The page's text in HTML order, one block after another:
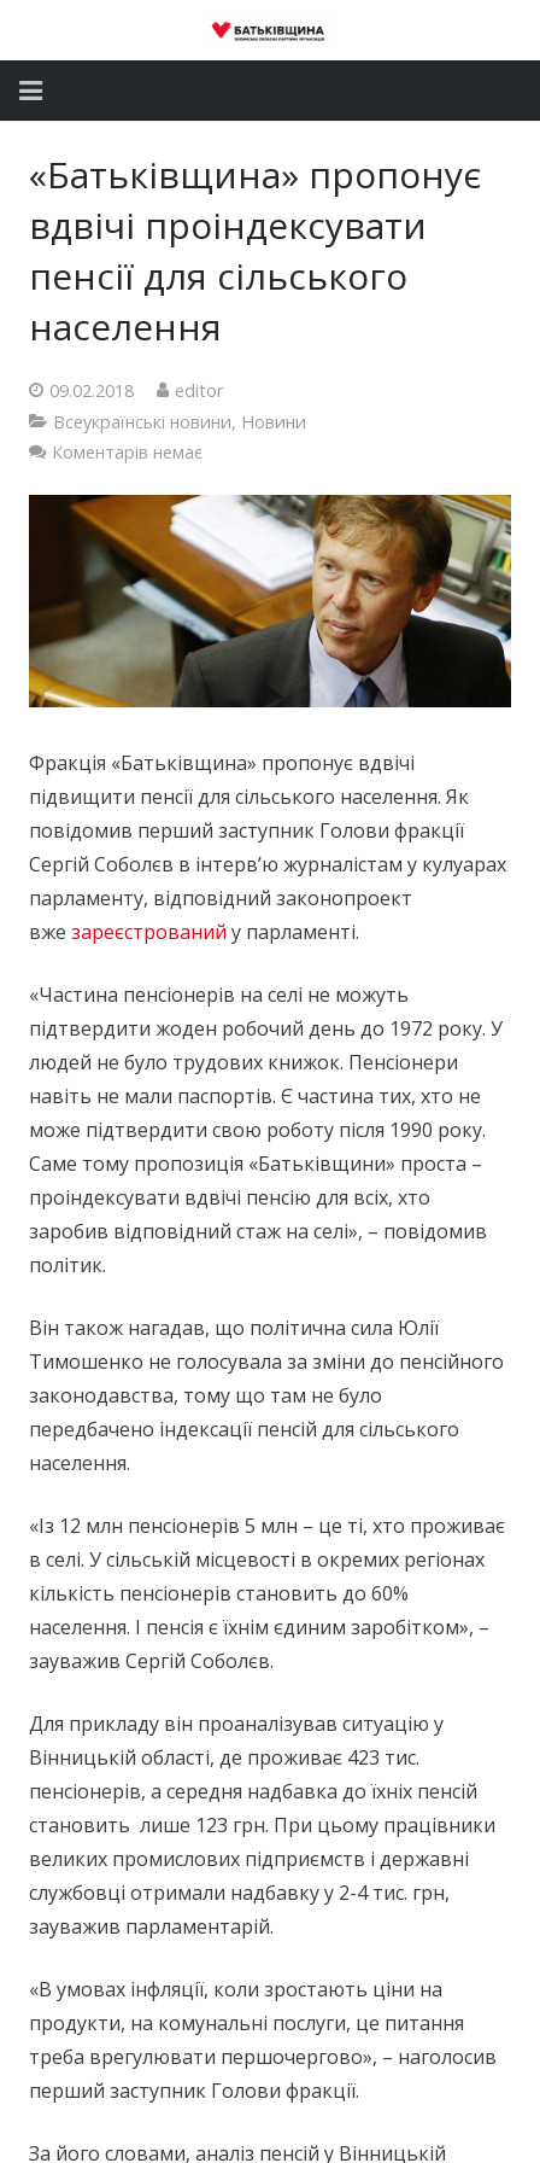
Депутатський корпус
Контакти
«Батьківщина» пропонує
вдвічі проіндексувати
пенсії для сільського
населення
09.02.2018
editor
Всеукраїнські новини, Новини
Коментарів немає
Фракція «Батьківщина» пропонує вдвічі
підвищити пенсії для сільського населення. Як
повідомив перший заступник Голови фракції
Сергій Соболєв в інтерв’ю журналістам у кулуарах
парламенту, відповідний законопроект
вже зареєстрований у парламенті.
«Частина пенсіонерів на селі не можуть
підтвердити жоден робочий день до 1972 року. У
людей не було трудових книжок. Пенсіонери
навіть не мали паспортів. Є частина тих, хто не
може підтвердити свою роботу після 1990 року.
Саме тому пропозиція «Батьківщини» проста –
проіндексувати вдвічі пенсію для всіх, хто
заробив відповідний стаж на селі», – повідомив
політик.
Він також нагадав, що політична сила Юлії
Тимошенко не голосувала за зміни до пенсійного
законодавства, тому що там не було
передбачено індексації пенсій для сільського
населення.
«Із 12 млн пенсіонерів 5 млн – це ті, хто проживає
в селі. У сільській місцевості в окремих регіонах
кількість пенсіонерів становить до 60%
населення. І пенсія є їхнім єдиним заробітком», –
зауважив Сергій Соболєв.
Для прикладу він проаналізував ситуацію у
Вінницькій області, де проживає 423 тис.
пенсіонерів, а середня надбавка до їхніх пенсій
становить лише 123 грн. При цьому працівники
великих промислових підприємств і державні
службовці отримали надбавку у 2-4 тис. грн,
зауважив парламентарій.
«В умовах інфляції, коли зростають ціни на
продукти, на комунальні послуги, це питання
треба врегулювати першочергово», – наголосив
перший заступник Голови фракції.
За його словами, аналіз пенсій у Вінницькій